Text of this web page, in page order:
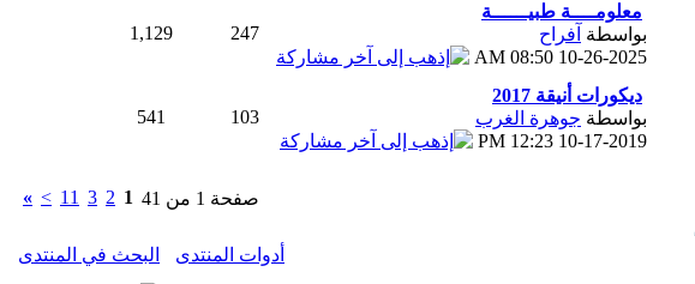
معلومــــة طبيــــــة
بواسطة آفراح
10-26-2025
08:50 AM
247
1,129
ديكورات أنيقة 2017
بواسطة جوهرة الغرب
10-17-2019
12:23 PM
103
541
صفحة 1 من 41 1
2
3
11
>
»
أدوات المنتدى
البحث في المنتدى